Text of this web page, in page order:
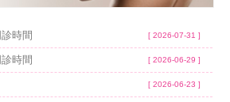
[ 2026-07-31 ]
時間
[ 2026-06-29 ]
時間
[ 2026-06-23 ]